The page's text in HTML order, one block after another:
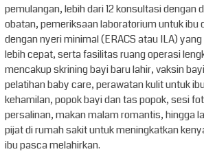
pemulangan, lebih dari 12 konsultasi dengan
obatan, pemeriksaan laboratorium untuk ibu
dengan nyeri minimal (ERACS atau ILA)
lebih cepat, serta fasilitas ruang operasi
mencakup skrining bayi baru lahir, vaksin
pelatihan baby care, perawatan kulit untuk
kehamilan, popok bayi dan tas popok, sesi
persalinan, makan malam romantis, hingga
pijat di rumah sakit untuk meningkatkan
ibu pasca melahirkan.